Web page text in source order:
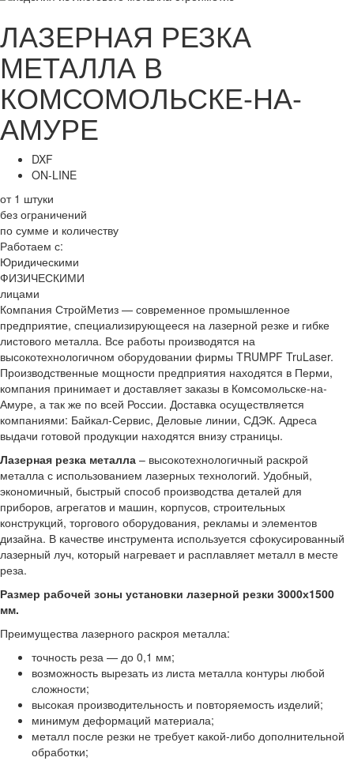
ЛАЗЕРНАЯ РЕЗКА
МЕТАЛЛА В
КОМСОМОЛЬСКЕ-НА-
АМУРЕ
DXF
ON-LINE
от 1 штуки
без ограничений
по сумме и количеству
Работаем с:
Юридическими
ФИЗИЧЕСКИМИ
лицами
Компания СтройМетиз — современное промышленное
предприятие, специализирующееся на лазерной резке и гибке
листового металла. Все работы производятся на
высокотехнологичном оборудовании фирмы TRUMPF TruLaser.
Производственные мощности предприятия находятся в Перми,
компания принимает и доставляет заказы в Комсомольске-на-
Амуре, а так же по всей России. Доставка осуществляется
компаниями: Байкал-Сервис, Деловые линии, СДЭК. Адреса
выдачи готовой продукции находятся внизу страницы.
Лазерная резка металла – высокотехнологичный раскрой
металла с использованием лазерных технологий. Удобный,
экономичный, быстрый способ производства деталей для
приборов, агрегатов и машин, корпусов, строительных
конструкций, торгового оборудования, рекламы и элементов
дизайна. В качестве инструмента используется сфокусированный
лазерный луч, который нагревает и расплавляет металл в месте
реза.
Размер рабочей зоны установки лазерной резки 3000х1500
мм.
Преимущества лазерного раскроя металла:
точность реза — до 0,1 мм;
возможность вырезать из листа металла контуры любой
сложности;
высокая производительность и повторяемость изделий;
минимум деформаций материала;
металл после резки не требует какой-либо дополнительной
обработки;